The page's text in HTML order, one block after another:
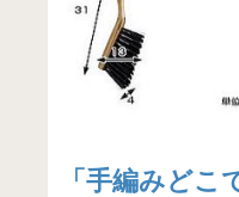
「 手編みどこ